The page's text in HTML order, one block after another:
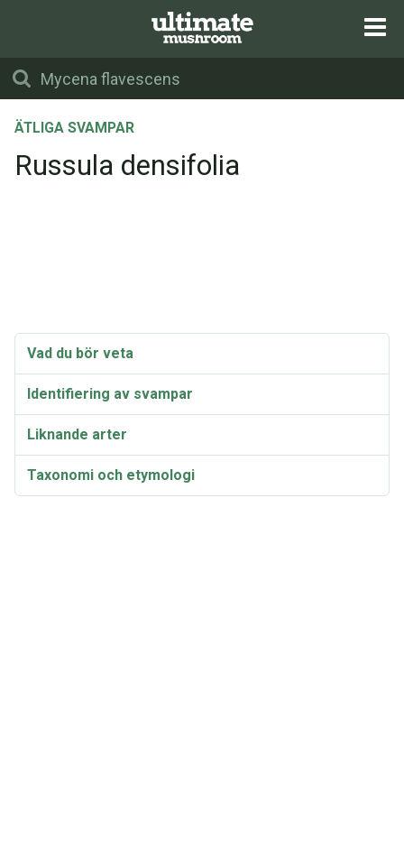
ÄTLIGA SVAMPAR
Russula densifolia
Vad du bör veta
Identifiering av svampar
Liknande arter
Taxonomi och etymologi